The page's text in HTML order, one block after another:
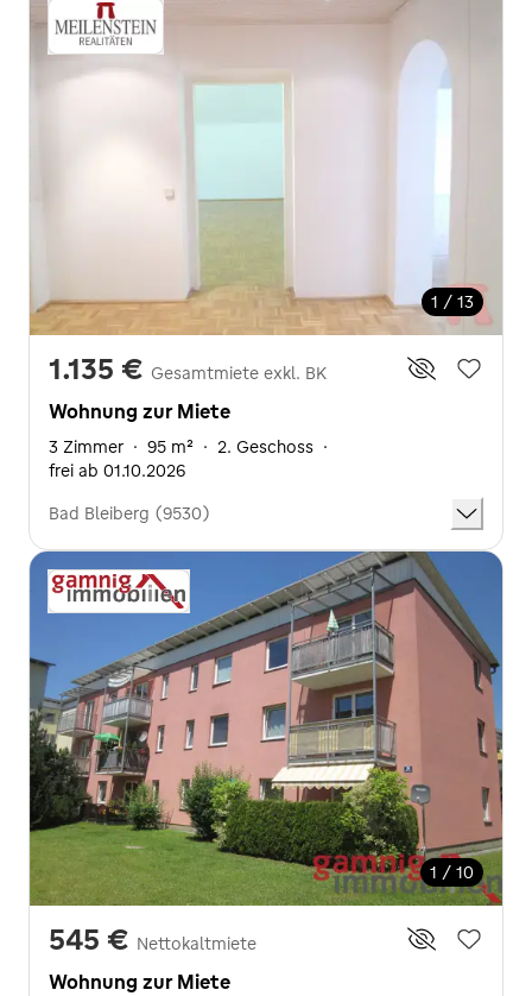
1 / 13
1.135 € Gesamtmiete exkl. BK
Wohnung zur Miete
3 Zimmer · 95 m² · 2. Geschoss ·
frei ab 01.10.2026
Bad Bleiberg (9530)
1 / 10
545 € Nettokaltmiete
Wohnung zur Miete